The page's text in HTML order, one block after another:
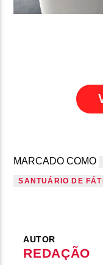
MARCADO COMO
SANTUÁRIO DE
AUTOR
REDAÇÃO